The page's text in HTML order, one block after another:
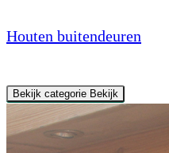
Houten buitendeuren
Bekijk categorie Bekijk